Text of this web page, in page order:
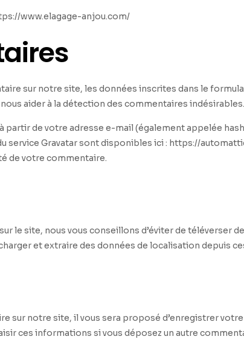
www.elagage-anjou.com/
sur notre site, les données inscrites dans le
aider à la détection des commentaires indésirables.
partir de votre adresse e-mail (également appelée
service Gravatar sont disponibles ici : https://
de votre commentaire.
le site, nous vous conseillons d’éviter de téléverser
et extraire des données de localisation depuis
sur notre site, il vous sera proposé d’enregistrer
ces informations si vous déposez un autre